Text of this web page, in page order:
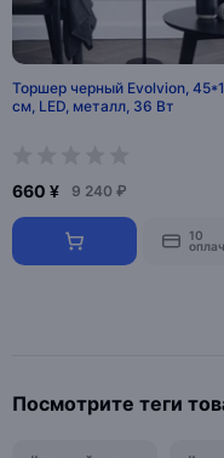
Торшер черный Evolvion,
см, LED, металл, 36 Вт
660 ¥ 9 240 ₽
10
Посмотрите теги